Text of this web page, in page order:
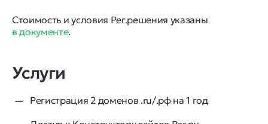
Стоимость и условия Рег.решения указаны
в документе.
Услуги
Регистрация 2 доменов .ru/.рф на 1 год